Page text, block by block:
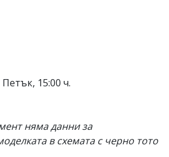
Петък, 15:00 ч.
няма данни за
в схемата с черно тото